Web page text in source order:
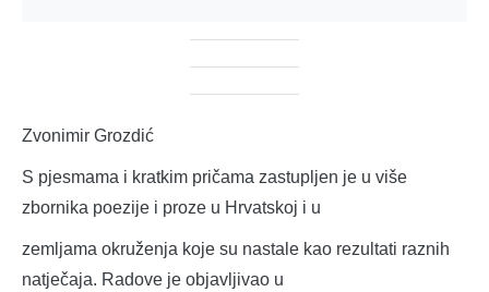
Zvonimir Grozdić
S pjesmama i kratkim pričama zastupljen je u više
zbornika poezije i proze u Hrvatskoj i u
zemljama okruženja koje su nastale kao rezultati raznih
natječaja. Radove je objavljivao u